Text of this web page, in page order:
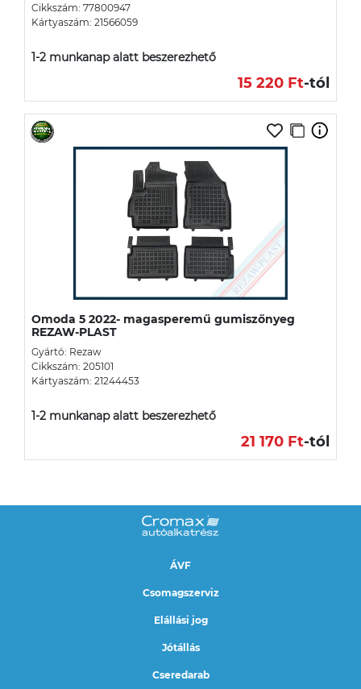
Cikkszám: 77800947
Kártyaszám: 21566059
1-2 munkanap alatt beszerezhető
15 220 Ft-tól
Omoda 5 2022- magasperemű gumiszőnyeg
REZAW-PLAST
Gyártó: Rezaw
Cikkszám: 205101
Kártyaszám: 21244453
1-2 munkanap alatt beszerezhető
21 170 Ft-tól
ÁVF
Csomagszerviz
Elállási jog
Jótállás
Cseredarab